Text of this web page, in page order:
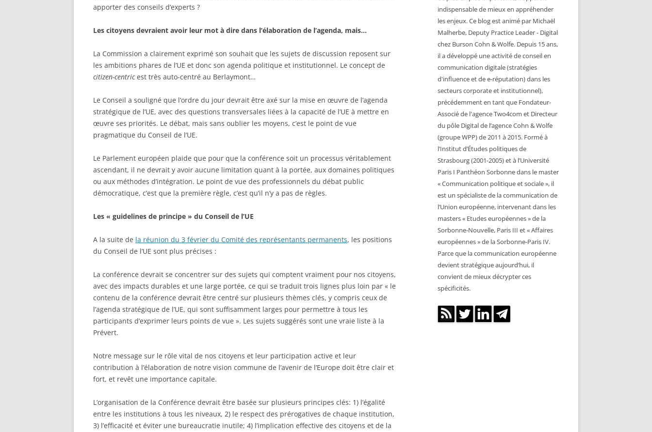
apporter des conseils d’experts ?
Les citoyens devraient avoir leur mot à dire dans l’élaboration de l’agenda, mais…
La Commission a clairement exprimé son souhait que les sujets de discussion reposent sur
les ambitions phares de l’UE et donc son agenda politique et institutionnel. Le concept de
citizen-centricest très auto-centré au Berlaymont…
Le Conseil a souligné que l’ordre du jour devrait être axé sur la mise en œuvre de l’agenda
stratégique de l’UE, avec des questions transversales liées à la capacité de l’UE à mettre en
œuvre ses priorités. Le débat, mais sans oublier les moyens, c’est le point de vue
pragmatique du Conseil de l’UE.
Le Parlement européen plaide que pour que la conférence soit un processus véritablement
ascendant, il ne devrait y avoir aucune limitation quant à la portée, aux domaines politiques
ou aux méthodes d’intégration. Le point de vue des professionnels du débat public
démocratique, c’est que la première règle, c’est qu’il n’y a pas de règles.
Les « guidelines de principe » du Conseil de l’UE
A la suite de la réunion du 3 février du Comité des représentants permanents, les positions
du Conseil de l’UE sont plus précises :
La conférence devrait se concentrer sur des sujets qui comptent vraiment pour nos citoyens,
avec des impacts durables et une large portée, ce qui se traduit trois lignes plus loin par « le
contenu de la conférence devrait être centré sur plusieurs thèmes clés, y compris ceux de
l’agenda stratégique de l’UE, qui sont suffisamment larges pour permettre à tous les
participants d’exprimer leurs points de vue ». Les sujets suggérés sont une vraie liste à la
Prévert.
Notre message sur le rôle vital de nos citoyens et leur participation active et leur
contribution à l’élaboration de notre vision commune de l’avenir de l’Europe doit être clair et
fort, et revêt une importance capitale.
L’organisation de la Conférence devrait être basée sur plusieurs principes clés: 1) l’égalité
entre les institutions à tous les niveaux, 2) le respect des prérogatives de chaque institution,
3) l’efficacité et éviter une bureaucratie inutile; 4) l’implication effective des citoyens et de la
indispensable de mieux en appréhender
les enjeux. Ce blog est animé par Michaël
Malherbe, Deputy Practice Leader - Digital
chez Burson Cohn & Wolfe. Depuis 15 ans,
il a développé une activité de conseil en
communication digitale (stratégies
d'influence et de e-réputation) dans les
secteurs corporate et institutionnel),
précédemment en tant que Fondateur-
Associé de l'agence Two4com et Directeur
du pôle Digital de l’agence Cohn & Wolfe
(groupe WPP) de 2011 à 2015. Formé à
l’Institut d’Études politiques de
Strasbourg (2001-2005) et à l’Université
Paris I Panthéon Sorbonne dans le master
« Communication politique et sociale », il
est un spécialiste de la communication de
l’Union européenne, intervenant dans les
masters « Etudes européennes » de la
Sorbonne-Nouvelle, Paris III et « Affaires
européennes » de la Sorbonne-Paris IV.
Parce que la communication européenne
devient stratégique aujourd’hui, il
convient de mieux décrypter ces
spécificités.